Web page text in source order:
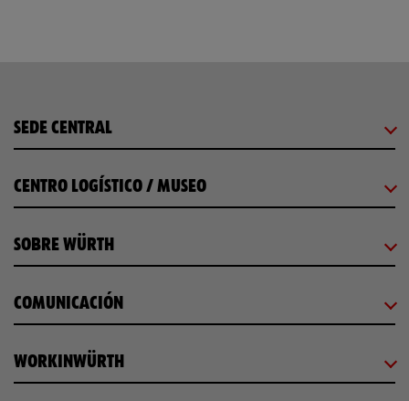
SEDE CENTRAL
CENTRO LOGÍSTICO / MUSEO
SOBRE WÜRTH
COMUNICACIÓN
WORKINWÜRTH